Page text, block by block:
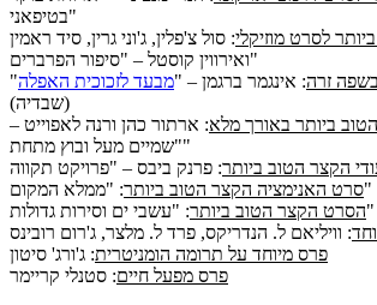
בטיפאני"
לסרט מוזיקלי: סול צ'פלין, ג'וני גרין, סיד ראמין
ואירווין קוסטל – "סיפור הפרברים"
זרה: אינגמר ברגמן – "מבעד לזכוכית האפלה"
(שבדיה)
ביותר באורך מלא: ארתור כהן ורנה לאפוייט –
"שמיים מעל ובוץ מתחת"
הקצר הטוב ביותר
סרט האנימציה הקצר הטוב ביותר: "ממלא המקום"
הסרט הקצר הטוב ביותר: "עשבי ים וסירות גדולות"
: וויליאם ל. הנדריקס, פרד ל. מלצר, ג'רום רובינס
פרס מיוחד על תרומה הומניטרית: ג'ורג' סיטון
פרס מפעל חיים: סטנלי קריימר